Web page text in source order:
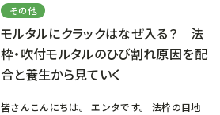
その他
モルタルにクラックはなぜ入る？｜法
枠・吹付モルタルのひび割れ原因を配
合と養生から見ていく
皆さんこんにちは。 エンタです。 法枠の目地